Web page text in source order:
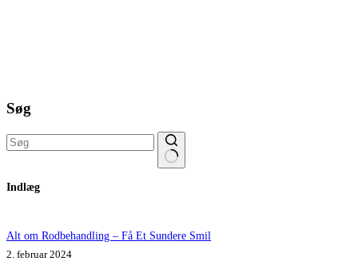
Søg
resultater
Indlæg
Alt om Rodbehandling – Få Et Sundere Smil
2. februar 2024